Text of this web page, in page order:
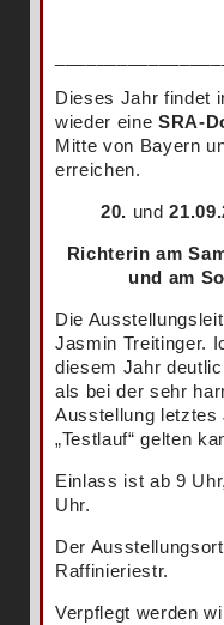
Dieses Jahr findet
wieder eineSRA-
Mitte von Bayern
erreichen.
20. und
Richterin am
und am
Die
Jasmin Treitinger.
diesem Jahr
als bei der sehr
Ausstellung letztes
„Testlauf“ gelten
Einlass ist ab 9
Uhr.
Der
Raffinieriestr.
Verpflegt werden